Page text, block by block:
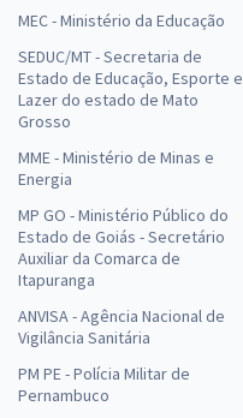
MEC - Ministério da Educação
SEDUC/MT - Secretaria de
Estado de Educação, Esporte e
Lazer do estado de Mato
Grosso
MME - Ministério de Minas e
Energia
MP GO - Ministério Público do
Estado de Goiás - Secretário
Auxiliar da Comarca de
Itapuranga
ANVISA - Agência Nacional de
Vigilância Sanitária
PM PE - Polícia Militar de
Pernambuco